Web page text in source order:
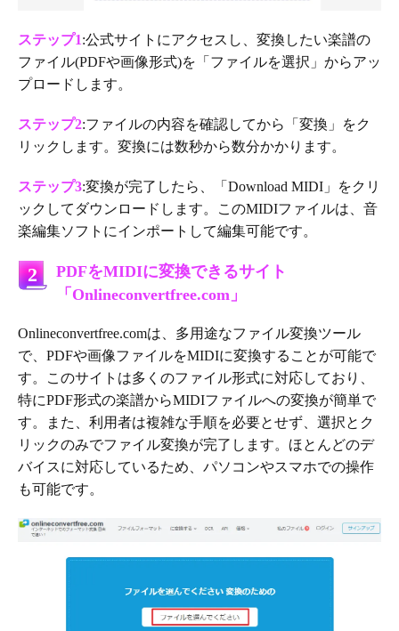
ステップ1:公式サイトにアクセスし、変換したい楽譜の
ファイル(PDFや画像形式)を「ファイルを選択」からアッ
プロードします。
ステップ2:ファイルの内容を確認してから「変換」をク
リックします。変換には数秒から数分かかります。
ステップ3:変換が完了したら、「Download MIDI」をクリ
ックしてダウンロードします。このMIDIファイルは、音
楽編集ソフトにインポートして編集可能です。
2
PDFをMIDIに変換できるサイト
「Onlineconvertfree.com」
Onlineconvertfree.comは、多用途なファイル変換ツール
で、PDFや画像ファイルをMIDIに変換することが可能で
す。このサイトは多くのファイル形式に対応しており、
特にPDF形式の楽譜からMIDIファイルへの変換が簡単で
す。また、利用者は複雑な手順を必要とせず、選択とク
リックのみでファイル変換が完了します。ほとんどのデ
バイスに対応しているため、パソコンやスマホでの操作
も可能です。